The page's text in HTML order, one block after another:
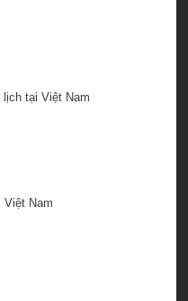
tại Việt Nam
Việt Nam